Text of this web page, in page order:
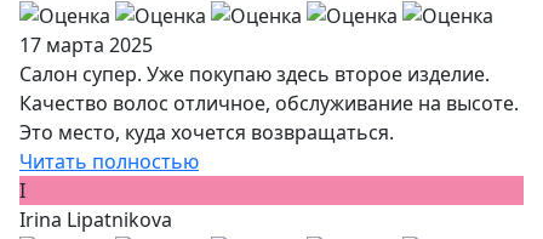
17 марта 2025
Салон супер. Уже покупаю здесь второе изделие.
Качество волос отличное, обслуживание на высоте.
Это место, куда хочется возвращаться.
Читать полностью
I
Irina Lipatnikova